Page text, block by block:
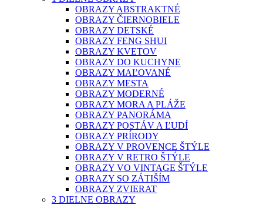
OBRAZY ABSTRAKTNÉ
OBRAZY ČIERNOBIELE
OBRAZY DETSKÉ
OBRAZY FENG SHUI
OBRAZY KVETOV
OBRAZY DO KUCHYNE
OBRAZY MAĽOVANÉ
OBRAZY MESTA
OBRAZY MODERNÉ
OBRAZY MORA A PLÁŽE
OBRAZY PANORÁMA
OBRAZY POSTÁV A ĽUDÍ
OBRAZY PRÍRODY
OBRAZY V PROVENCE ŠTÝLE
OBRAZY V RETRO ŠTÝLE
OBRAZY VO VINTAGE ŠTÝLE
OBRAZY SO ZÁTIŠÍM
OBRAZY ZVIERAT
3 DIELNE OBRAZY